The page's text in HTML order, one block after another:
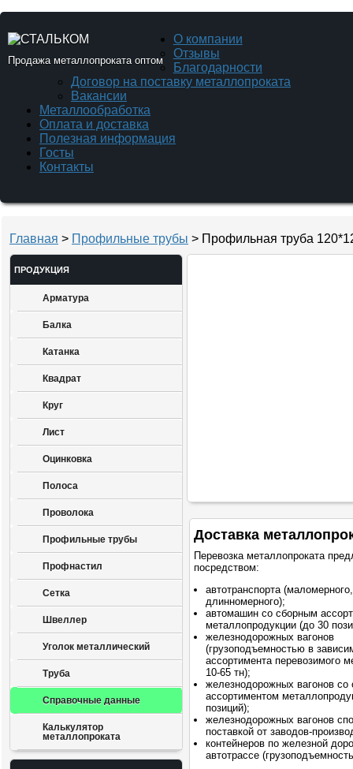
Продажа металлопроката оптом
О компании
Отзывы
Благодарности
Договор на поставку металлопроката
Вакансии
Металлообработка
Оплата и доставка
Полезная информация
Госты
Контакты
Главная > Профильные трубы > Профильная труба
ПРОДУКЦИЯ
Арматура
Балка
Катанка
Квадрат
Круг
Лист
Оцинковка
Полоса
Проволока
Профильные трубы
Профнастил
Сетка
Швеллер
Уголок металлический
Труба
Справочные данные
Калькулятор
металлопроката
Доставка
Перевозка металлопроката
посредством:
автотранспорта (маломерного,
длинномерного);
автомашин со сборным
металлопродукции (до 30
железнодорожных вагонов
(грузоподъемностью в
ассортимента перевозимого
10-65 тн);
железнодорожных вагонов со
ассортиментом
позиций);
железнодорожных вагонов
поставкой от заводов-
контейнеров по железной
автотрассе